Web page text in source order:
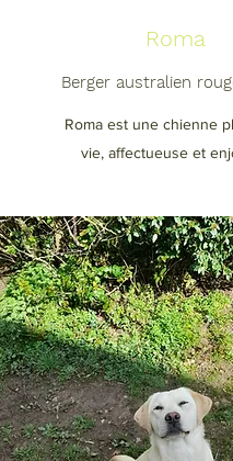
Roma
Berger australien
Roma est une chienne
vie, affectueuse et